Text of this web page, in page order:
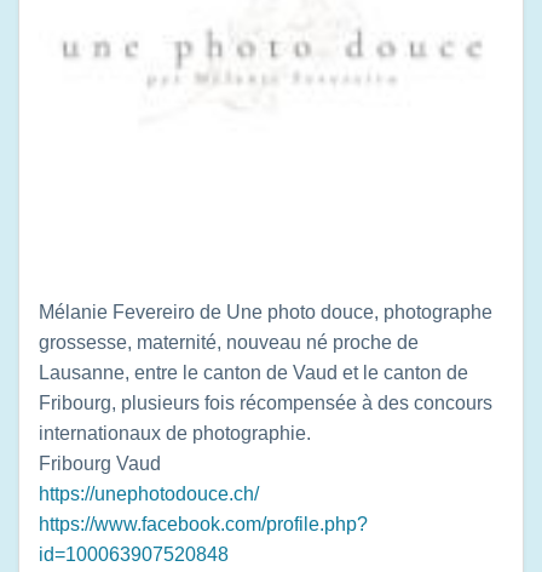
Mélanie Fevereiro de Une photo douce, photographe
grossesse, maternité, nouveau né proche de
Lausanne, entre le canton de Vaud et le canton de
Fribourg, plusieurs fois récompensée à des concours
internationaux de photographie.
Fribourg Vaud
https://unephotodouce.ch/
https://www.facebook.com/profile.php?
id=100063907520848